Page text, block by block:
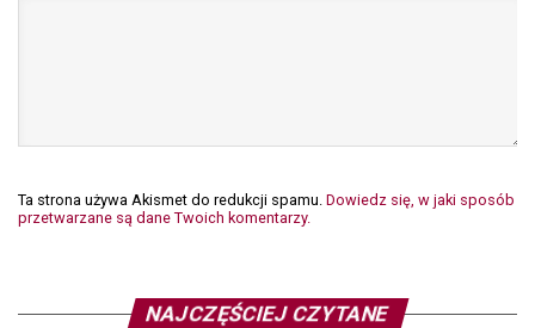
Ta strona używa Akismet do redukcji spamu. Dowiedz się, w jaki sposób
przetwarzane są dane Twoich komentarzy.
NAJCZĘŚCIEJ CZYTANE